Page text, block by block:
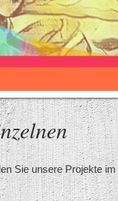
Sie unsere Projekte im